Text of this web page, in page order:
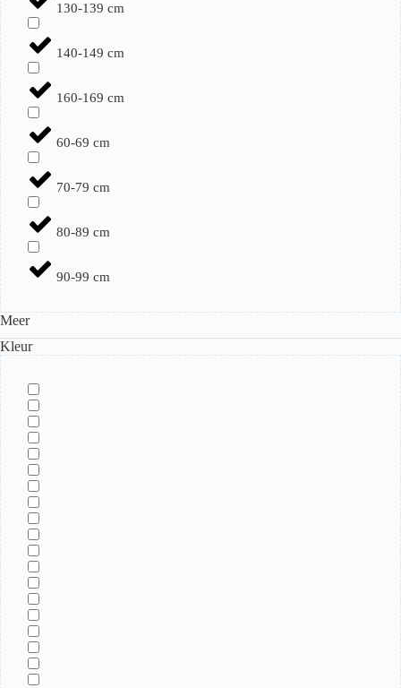
130-139 cm
140-149 cm
160-169 cm
60-69 cm
70-79 cm
80-89 cm
90-99 cm
Meer
Kleur